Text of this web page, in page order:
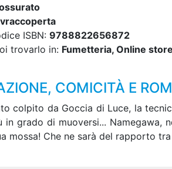
ISBN: 9788822656872
trovarlo in: Fumetteria, Online
COMICITÀ E
colpito da Goccia di Luce, la
grado di muoversi... Namegawa,
mossa! Che ne sarà del rapporto